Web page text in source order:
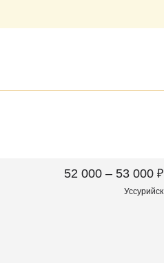
52 000 – 53 000 ₽
Уссурийск